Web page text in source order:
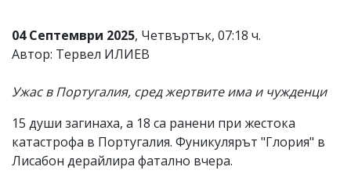
носи
отговорност
Ако
обиден
за
коментар,
04 Септември 2025, Четвъртък, 07:18 ч.
Автор: Тервел ИЛИЕВ
Ужас в Португалия, сред жертвите има и чужденци
15 души загинаха, а 18 са ранени при жестока
катастрофа в Португалия. Фуникулярът "Глория" в
Лисабон дерайлира фатално вчера.